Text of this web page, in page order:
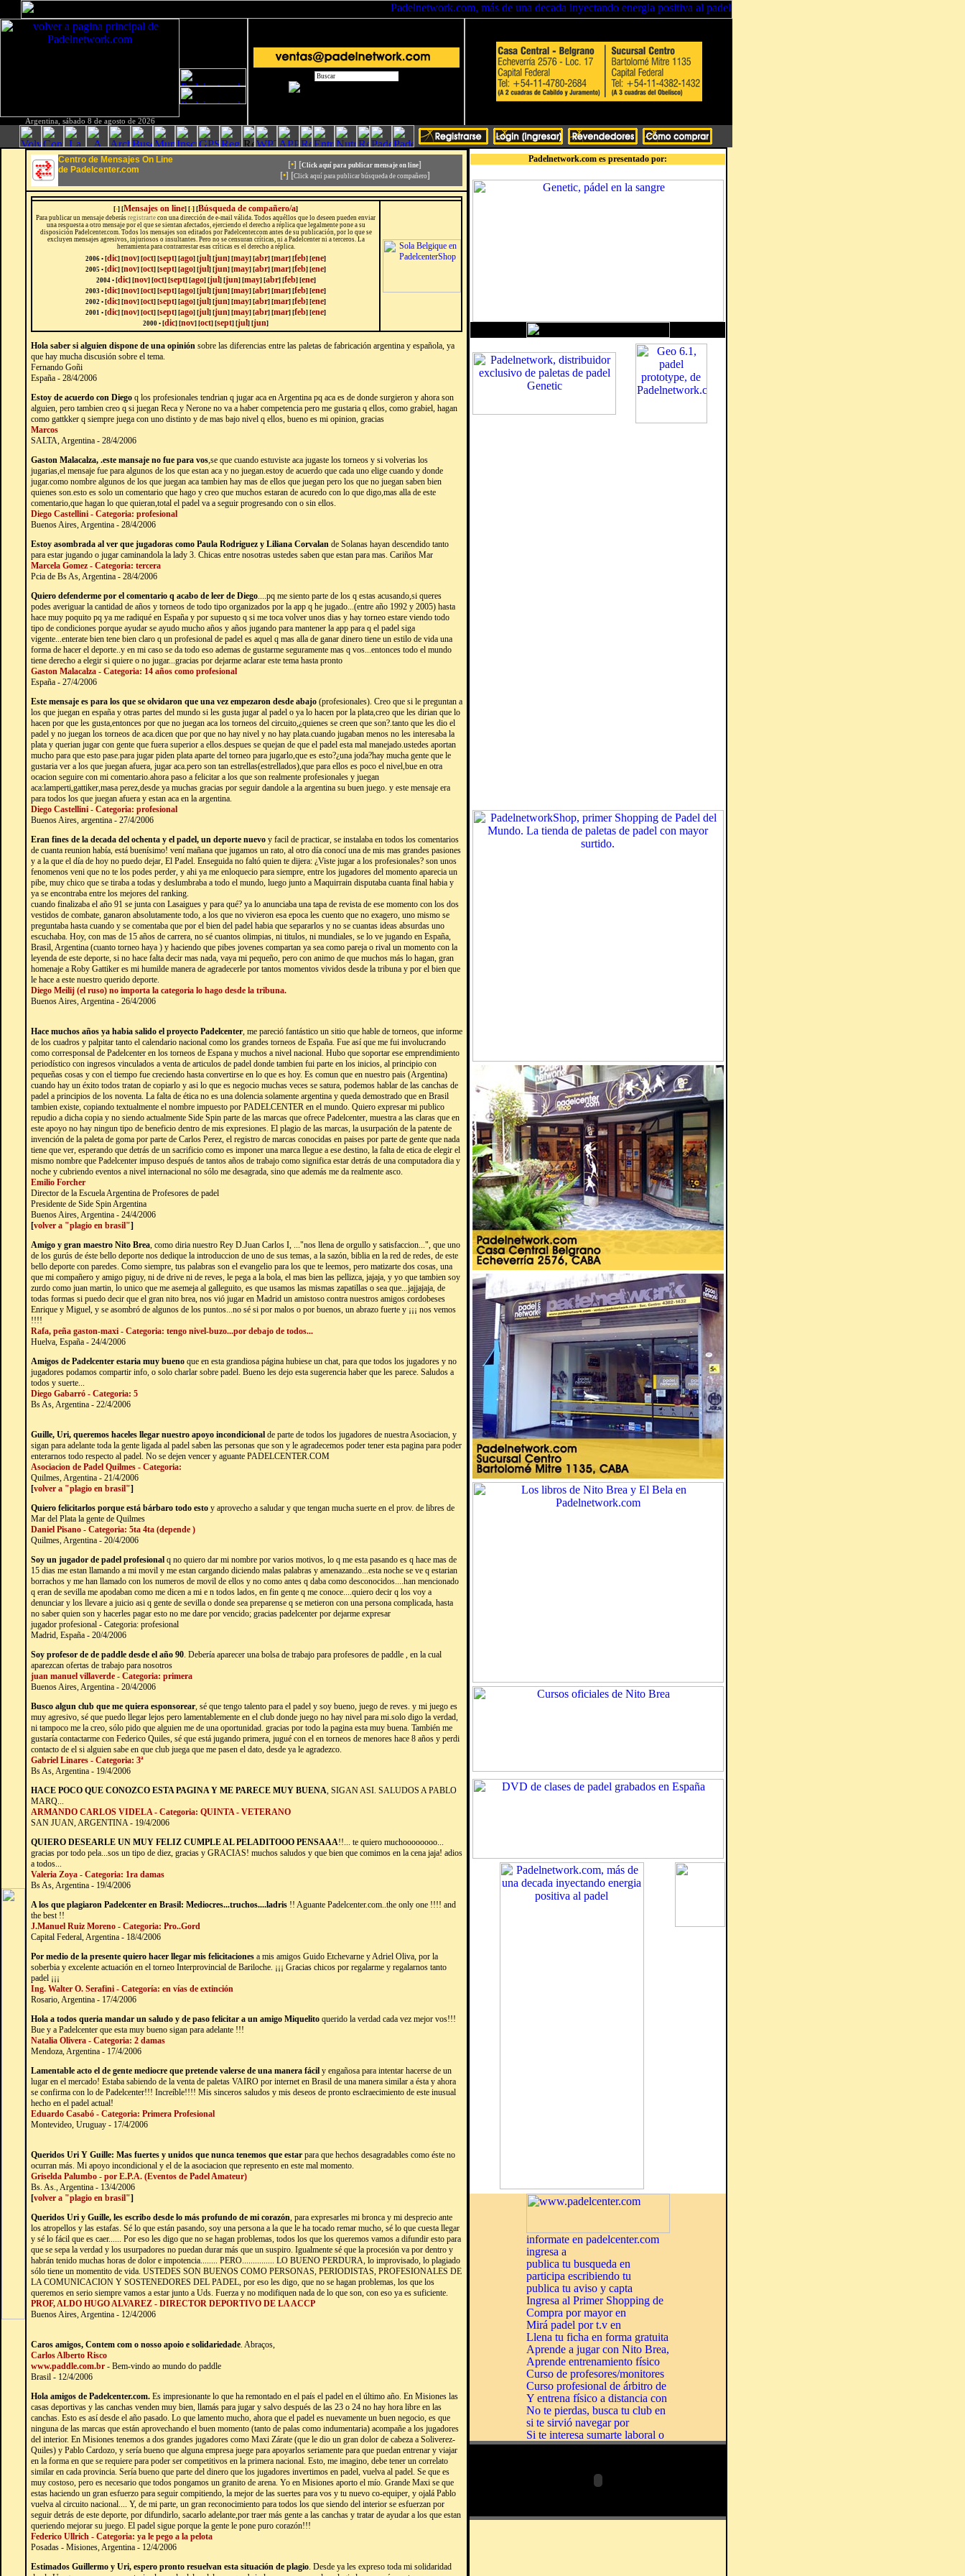
Argentina, sábado 8 de agosto de 2026
Centro de Mensajes On Line
de Padelcenter.com
[•] [Click aquí para publicar mensaje on line]
[•] [Click aquí para publicar búsqueda de compañero]
[•] [Mensajes on line] [•] [Búsqueda de compañero/a]
Para publicar un mensaje deberás registrarte con una dirección de e-mail válida. Todos aquéllos que lo deseen pueden enviar
una respuesta a otro mensaje por el que se sientan afectados, ejerciendo el derecho a réplica que legalmente pone a su
disposición Padelcenter.com. Todos los mensajes son editados por Padelcenter.com antes de su publicación, por lo que se
excluyen mensajes agresivos, injuriosos o insultantes. Pero no se censuran críticas, ni a Padelcenter ni a terceros. La
herramienta para contrarrestar esas críticas es el derecho a réplica.
2006 • [dic] [nov] [oct] [sept] [ago] [jul] [jun] [may] [abr] [mar] [feb] [ene]
2005 • [dic] [nov] [oct] [sept] [ago] [jul] [jun] [may] [abr] [mar] [feb] [ene]
2004 • [dic] [nov] [oct] [sept] [ago] [jul] [jun] [may] [abr] [feb] [ene]
2003 • [dic] [nov] [oct] [sept] [ago] [jul] [jun] [may] [abr] [mar] [feb] [ene]
2002 • [dic] [nov] [oct] [sept] [ago] [jul] [jun] [may] [abr] [mar] [feb] [ene]
2001 • [dic] [nov] [oct] [sept] [ago] [jul] [jun] [may] [abr] [mar] [feb] [ene]
2000 • [dic] [nov] [oct] [sept] [jul] [jun]
Hola saber si alguien dispone de una opinión sobre las diferencias entre las paletas de fabricación argentina y española, ya
que hay mucha discusión sobre el tema.
Fernando Goñi
España - 28/4/2006
Estoy de acuerdo con Diego q los profesionales tendrian q jugar aca en Argentina pq aca es de donde surgieron y ahora son
alguien, pero tambien creo q si juegan Reca y Nerone no va a haber competencia pero me gustaria q ellos, como grabiel, hagan
como gattkker q siempre juega con uno distinto y de mas bajo nivel q ellos, bueno es mi opinion, gracias
Marcos
SALTA, Argentina - 28/4/2006
Gaston Malacalza, .este mansaje no fue para vos,se que cuando estuviste aca jugaste los torneos y si volverias los
jugarias,el mensaje fue para algunos de los que estan aca y no juegan.estoy de acuerdo que cada uno elige cuando y donde
jugar.como nombre algunos de los que juegan aca tambien hay mas de ellos que juegan pero los que no juegan saben bien
quienes son.esto es solo un comentario que hago y creo que muchos estaran de acuredo con lo que digo,mas alla de este
comentario,que hagan lo que quieran,total el padel va a seguir progresando con o sin ellos.
Diego Castellini - Categoria: profesional
Buenos Aires, Argentina - 28/4/2006
Estoy asombrada al ver que jugadoras como Paula Rodriguez y Liliana Corvalan de Solanas hayan descendido tanto
para estar jugando o jugar caminandola la lady 3. Chicas entre nosotras ustedes saben que estan para mas. Cariños Mar
Marcela Gomez - Categoria: tercera
Pcia de Bs As, Argentina - 28/4/2006
Quiero defenderme por el comentario q acabo de leer de Diego....pq me siento parte de los q estas acusando,si queres
podes averiguar la cantidad de años y torneos de todo tipo organizados por la app q he jugado...(entre año 1992 y 2005) hasta
hace muy poquito pq ya me radiqué en España y por supuesto q si me toca volver unos dias y hay torneo estare viendo todo
tipo de condiciones porque ayudar se ayudo mucho años y años jugando para mantener la app para q el padel siga
vigente...enterate bien tene bien claro q un profesional de padel es aquel q mas alla de ganar dinero tiene un estilo de vida una
forma de hacer el deporte..y en mi caso se da todo eso ademas de gustarme seguramente mas q vos...entonces todo el mundo
tiene derecho a elegir si quiere o no jugar...gracias por dejarme aclarar este tema hasta pronto
Gaston Malacalza - Categoria: 14 años como profesional
España - 27/4/2006
Este mensaje es para los que se olvidaron que una vez empezaron desde abajo (profesionales). Creo que si le preguntan a
los que juegan en españa y otras partes del mundo si les gusta jugar al padel o ya lo hacen por la plata,creo que les dirian que lo
hacen por que les gusta,entonces por que no juegan aca los torneos del circuito,¿quienes se creen que son?.tanto que les dio el
padel y no juegan los torneos de aca.dicen que por que no hay nivel y no hay plata.cuando jugaban menos no les interesaba la
plata y querian jugar con gente que fuera superior a ellos.despues se quejan de que el padel esta mal manejado.ustedes aportan
mucho para que esto pase.para jugar piden plata aparte del torneo para jugarlo,que es esto?¿una joda?hay mucha gente que le
gustaria ver a los que juegan afuera, jugar aca.pero son tan estrellas(estrellados),que para ellos es poco el nivel,bue en otra
ocacion seguire con mi comentario.ahora paso a felicitar a los que son realmente profesionales y juegan
aca:lamperti,gattiker,masa perez,desde ya muchas gracias por seguir dandole a la argentina su buen juego. y este mensaje era
para todos los que juegan afuera y estan aca en la argentina.
Diego Castellini - Categoria: profesional
Buenos Aires, argentina - 27/4/2006
Eran fines de la decada del ochenta y el padel, un deporte nuevo y facil de practicar, se instalaba en todos los comentarios
de cuanta reunion había, está buenísimo! vení mañana que jugamos un rato, al otro día conocí una de mis mas grandes pasiones
y a la que el día de hoy no puedo dejar, El Padel. Enseguida no faltó quien te dijera: ¿Viste jugar a los profesionales? son unos
fenomenos veni que no te los podes perder, y ahi ya me enloquecio para siempre, entre los jugadores del momento aparecia un
pibe, muy chico que se tiraba a todas y deslumbraba a todo el mundo, luego junto a Maquirrain disputaba cuanta final habia y
ya se encontraba entre los mejores del ranking.
cuando finalizaba el año 91 se junta con Lasaigues y para qué? ya lo anunciaba una tapa de revista de ese momento con los dos
vestidos de combate, ganaron absolutamente todo, a los que no vivieron esa epoca les cuento que no exagero, uno mismo se
preguntaba hasta cuando y se comentaba que por el bien del padel habia que separarlos y no se cuantas ideas absurdas uno
escuchaba. Hoy, con mas de 15 años de carrera, no sé cuantos olimpias, ni titulos, ni mundiales, se lo ve jugando en España,
Brasil, Argentina (cuanto torneo haya ) y haciendo que pibes jovenes compartan ya sea como pareja o rival un momento con la
leyenda de este deporte, si no hace falta decir mas nada, vaya mi pequeño, pero con animo de que muchos más lo hagan, gran
homenaje a Roby Gattiker es mi humilde manera de agradecerle por tantos momentos vividos desde la tribuna y por el bien que
le hace a este nuestro querido deporte.
Diego Meilij (el ruso) no importa la categoria lo hago desde la tribuna.
Buenos Aires, Argentina - 26/4/2006
Hace muchos años ya habia salido el proyecto Padelcenter, me pareció fantástico un sitio que hable de torneos, que informe
de los cuadros y palpitar tanto el calendario nacional como los grandes torneos de España. Fue así que me fui involucrando
como corresponsal de Padelcenter en los torneos de Espana y muchos a nivel nacional. Hubo que soportar ese emprendimiento
periodístico con ingresos vinculados a venta de articulos de padel donde tambien fui parte en los inicios, al principio con
pequeñas cosas y con el tiempo fue creciendo hasta convertirse en lo que es hoy. Es comun que en nuestro pais (Argentina)
cuando hay un éxito todos tratan de copiarlo y asi lo que es negocio muchas veces se satura, podemos hablar de las canchas de
padel a principios de los noventa. La falta de ética no es una dolencia solamente argentina y queda demostrado que en Brasil
tambien existe, copiando textualmente el nombre impuesto por PADELCENTER en el mundo. Quiero expresar mi publico
repudio a dicha copia y no siendo actualmente Side Spin parte de las marcas que ofrece Padelcenter, muestra a las claras que en
este apoyo no hay ningun tipo de beneficio dentro de mis expresiones. El plagio de las marcas, la usurpación de la patente de
invención de la paleta de goma por parte de Carlos Perez, el registro de marcas conocidas en paises por parte de gente que nada
tiene que ver, esperando que detrás de un sacrificio como es imponer una marca llegue a ese destino, la falta de etica de elegir el
mismo nombre que Padelcenter impuso después de tantos años de trabajo como significa estar detrás de una computadora dia y
noche y cubriendo eventos a nivel internacional no sólo me desagrada, sino que además me da realmente asco.
Emilio Forcher
Director de la Escuela Argentina de Profesores de padel
Presidente de Side Spin Argentina
Buenos Aires, Argentina - 24/4/2006
[volver a "plagio en brasil"]
Amigo y gran maestro Nito Brea, como diria nuestro Rey D.Juan Carlos I, ..."nos llena de orgullo y satisfaccion...", que uno
de los gurús de éste bello deporte nos dedique la introduccion de uno de sus temas, a la sazón, biblia en la red de redes, de este
bello deporte con paredes. Como siempre, tus palabras son el evangelio para los que te leemos, pero matizarte dos cosas, una
que mi compañero y amigo piguy, ni de drive ni de reves, le pega a la bola, el mas bien las pellizca, jajaja, y yo que tambien soy
zurdo como juan martin, lo unico que me asemeja al galleguito, es que usamos las mismas zapatillas o sea que...jajjajaja, de
todas formas si puedo decir que el gran nito brea, nos vió jugar en Madrid un amistoso contra nuestros amigos cordobeses
Enrique y Miguel, y se asombró de algunos de los puntos...no sé si por malos o por buenos, un abrazo fuerte y ¡¡¡ nos vemos
!!!!
Rafa, peña gaston-maxi - Categoria: tengo nivel-buzo...por debajo de todos...
Huelva, España - 24/4/2006
Amigos de Padelcenter estaria muy bueno que en esta grandiosa página hubiese un chat, para que todos los jugadores y no
jugadores podamos compartir info, o solo charlar sobre padel. Bueno les dejo esta sugerencia haber que les parece. Saludos a
todos y suerte...
Diego Gabarró - Categoria: 5
Bs As, Argentina - 22/4/2006
Guille, Uri, queremos haceles llegar nuestro apoyo incondicional de parte de todos los jugadores de nuestra Asociacion, y
sigan para adelante toda la gente ligada al padel saben las personas que son y le agradecemos poder tener esta pagina para poder
enterarnos todo respecto al padel. No se dejen vencer y aguante PADELCENTER.COM
Asociacion de Padel Quilmes - Categoria:
Quilmes, Argentina - 21/4/2006
[volver a "plagio en brasil"]
Quiero felicitarlos porque está bárbaro todo esto y aprovecho a saludar y que tengan mucha suerte en el prov. de libres de
Mar del Plata la gente de Quilmes
Daniel Pisano - Categoria: 5ta 4ta (depende )
Quilmes, Argentina - 20/4/2006
Soy un jugador de padel profesional q no quiero dar mi nombre por varios motivos, lo q me esta pasando es q hace mas de
15 dias me estan llamando a mi movil y me estan cargando diciendo malas palabras y amenazando...esta noche se ve q estarian
borrachos y me han llamado con los numeros de movil de ellos y no como antes q daba como desconocidos....han mencionado
q eran de sevilla me apodaban como me dicen a mi e n todos lados, en fin gente q me conoce....quiero decir q los voy a
denunciar y los llevare a juicio asi q gente de sevilla o donde sea preparense q se metieron con una persona complicada, hasta
no saber quien son y hacerles pagar esto no me dare por vencido; gracias padelcenter por dejarme expresar
jugador profesional - Categoria: profesional
Madrid, España - 20/4/2006
Soy profesor de de paddle desde el año 90. Debería aparecer una bolsa de trabajo para profesores de paddle , en la cual
aparezcan ofertas de trabajo para nosotros
juan manuel villaverde - Categoria: primera
Buenos Aires, Argentina - 20/4/2006
Busco algun club que me quiera esponsorear, sé que tengo talento para el padel y soy bueno, juego de reves. y mi juego es
muy agresivo, sé que puedo llegar lejos pero lamentablemente en el club donde juego no hay nivel para mi.solo digo la verdad,
ni tampoco me la creo, sólo pido que alguien me de una oportunidad. gracias por todo la pagina esta muy buena. También me
gustaría contactarme con Federico Quiles, sé que está jugando primera, jugué con el en torneos de menores hace 8 años y perdi
contacto de el si alguien sabe en que club juega que me pasen el dato, desde ya le agradezco.
Gabriel Linares - Categoria: 3ª
Bs As, Argentina - 19/4/2006
HACE POCO QUE CONOZCO ESTA PAGINA Y ME PARECE MUY BUENA, SIGAN ASI. SALUDOS A PABLO
MARQ...
ARMANDO CARLOS VIDELA - Categoria: QUINTA - VETERANO
SAN JUAN, ARGENTINA - 19/4/2006
QUIERO DESEARLE UN MUY FELIZ CUMPLE AL PELADITOOO PENSAAA!!... te quiero muchoooooooo...
gracias por todo pela...sos un tipo de diez, gracias y GRACIAS! muchos saludos y que bien que comimos en la cena jaja! adios
a todos...
Valeria Zoya - Categoria: 1ra damas
Bs As, Argentina - 19/4/2006
A los que plagiaron Padelcenter en Brasil: Mediocres...truchos....ladris !! Aguante Padelcenter.com..the only one !!!! and
the best !!
J.Manuel Ruiz Moreno - Categoria: Pro..Gord
Capital Federal, Argentina - 18/4/2006
Por medio de la presente quiero hacer llegar mis felicitaciones a mis amigos Guido Etchevarne y Adriel Oliva, por la
soberbia y excelente actuación en el torneo Interprovincial de Bariloche. ¡¡¡ Gracias chicos por regalarme y regalarnos tanto
padel ¡¡¡
Ing. Walter O. Serafini - Categoría: en vías de extinción
Rosario, Argentina - 17/4/2006
Hola a todos queria mandar un saludo y de paso felicitar a un amigo Miquelito querido la verdad cada vez mejor vos!!!
Bue y a Padelcenter que esta muy bueno sigan para adelante !!!
Natalia Olivera - Categoria: 2 damas
Mendoza, Argentina - 17/4/2006
Lamentable acto el de gente mediocre que pretende valerse de una manera fácil y engañosa para intentar hacerse de un
lugar en el mercado! Estaba sabiendo de la venta de paletas VAIRO por internet en Brasil de una manera similar a ésta y ahora
se confirma con lo de Padelcenter!!! Increíble!!!! Mis sinceros saludos y mis deseos de pronto esclraecimiento de este inusual
hecho en el padel actual!
Eduardo Casabó - Categoria: Primera Profesional
Montevideo, Uruguay - 17/4/2006
Queridos Uri Y Guille: Mas fuertes y unidos que nunca tenemos que estar para que hechos desagradables como éste no
ocurran más. Mi apoyo incondicional y el de la asociacion que represento en este mal momento.
Griselda Palumbo - por E.P.A. (Eventos de Padel Amateur)
Bs. As., Argentina - 13/4/2006
[volver a "plagio en brasil"]
Queridos Uri y Guille, les escribo desde lo más profundo de mi corazón, para expresarles mi bronca y mi desprecio ante
los atropellos y las estafas. Sé lo que están pasando, soy una persona a la que le ha tocado remar mucho, sé lo que cuesta llegar
y sé lo fácil que es caer...... Por eso les digo que no se hagan problemas, todos los que los queremos vamos a difundir esto para
que se sepa la verdad y los usurpadores no puedan durar más que un suspiro. Igualmente sé que la procesión va por dentro y
habrán tenido muchas horas de dolor e impotencia........ PERO............... LO BUENO PERDURA, lo improvisado, lo plagiado
sólo tiene un momentito de vida. USTEDES SON BUENOS COMO PERSONAS, PERIODISTAS, PROFESIONALES DE
LA COMUNICACION Y SOSTENEDORES DEL PADEL, por eso les digo, que no se hagan problemas, los que los
queremos en serio siempre vamos a estar junto a Uds. Fuerza y no modifiquen nada de lo que son, con eso ya es suficiente.
PROF, ALDO HUGO ALVAREZ - DIRECTOR DEPORTIVO DE LA ACCP
Buenos Aires, Argentina - 12/4/2006
Caros amigos, Contem com o nosso apoio e solidariedade. Abraços,
Carlos Alberto Risco
www.paddle.com.br - Bem-vindo ao mundo do paddle
Brasil - 12/4/2006
Hola amigos de Padelcenter.com. Es impresionante lo que ha remontado en el país el padel en el último año. En Misiones las
casas deportivas y las canchas venden muy bien, llamás para jugar y salvo después de las 23 o 24 no hay hora libre en las
canchas. Esto es así desde el año pasado. Lo que lamento mucho, ahora que el padel es nuevamente un buen negocio, es que
ninguna de las marcas que están aprovechando el buen momento (tanto de palas como indumentaria) acompañe a los jugadores
del interior. En Misiones tenemos a dos grandes jugadores como Maxi Zárate (que le dio un gran dolor de cabeza a Soliverez-
Quiles) y Pablo Cardozo, y sería bueno que alguna empresa juege para apoyarlos seriamente para que puedan entrenar y viajar
en la forma en que se requiere para poder ser competitivos en la primera nacional. Esto, me imagino, debe tener un correlato
similar en cada provincia. Sería bueno que parte del dinero que los jugadores invertimos en padel, vuelva al padel. Se que es
muy costoso, pero es necesario que todos pongamos un granito de arena. Yo en Misiones aporto el mío. Grande Maxi se que
estas haciendo un gran esfuerzo para seguir compitiendo, la mejor de las suertes para vos y tu nuevo co-equiper, y ojalá Pablo
vuelva al circuito nacional.... Y, de mi parte, un gran reconocimiento para todos los que siendo del interior se esfuerzan por
seguir detrás de este deporte, por difundirlo, sacarlo adelante,por traer más gente a las canchas y tratar de ayudar a los que estan
queriendo mejorar su juego. El padel sigue porque la gente le pone puro corazón!!!
Federico Ullrich - Categoria: ya le pego a la pelota
Posadas - Misiones, Argentina - 12/4/2006
Estimados Guillermo y Uri, espero pronto resuelvan esta situación de plagio. Desde ya les expreso toda mi solidaridad
Padelnetwork.com es presentado por: